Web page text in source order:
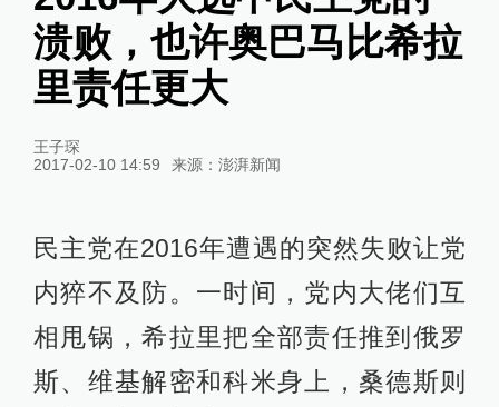
溃败，也许奥巴马比希拉
里责任更大
王子琛
2017-02-10 14:59
来源： 澎湃新闻
民主党在2016年遭遇的突然失败让党
内猝不及防。一时间，党内大佬们互
相甩锅，希拉里把全部责任推到俄罗
斯、维基解密和科米身上，桑德斯则